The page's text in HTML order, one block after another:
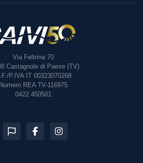
Via Feltrina 70
Castagnole di Paese (TV)
P.IVA IT 00323070268
Numero REA TV-116975
0422 450501